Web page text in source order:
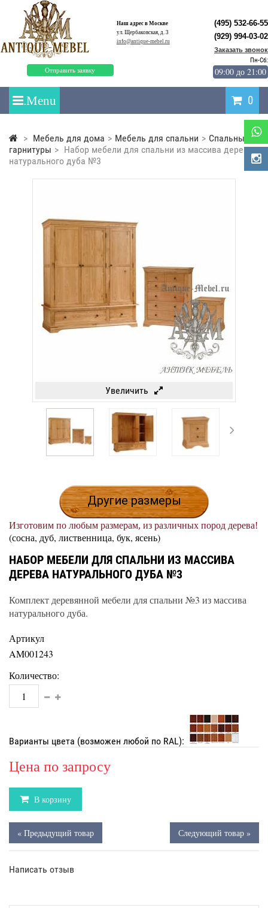
Наш адрес в Москве
ул. Щербаковская, д. 3
info@antique-mebel.ru
Отправить заявку
(495) 532-66-55
(929) 994-03-02
Заказать звонок
Пн-Сб:
09:00 до 21:00
0
> Мебель для дома > Мебель для спальни > Спальные
гарнитуры > Набор мебели для спальни из массива дерева
натурального дуба №3
Увеличить
Другие размеры
Изготовим по любым размерам, из различных пород дерева!
(сосна, дуб, лиственница, бук, ясень)
НАБОР МЕБЕЛИ ДЛЯ СПАЛЬНИ ИЗ МАССИВА
ДЕРЕВА НАТУРАЛЬНОГО ДУБА №3
Комплект деревянной мебели для спальни №3 из массива
натурального дуба.
Артикул
AM001243
Количество:
Варианты цвета (возможен любой по RAL):
Цена по запросу
В корзину
« Предыдущий товар Следующий товар »
Написать отзыв